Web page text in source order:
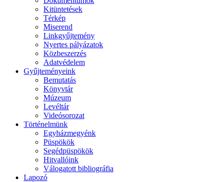
Kitüntetések
Térkép
Miserend
Linkgyűjtemény
Nyertes pályázatok
Közbeszerzés
Adatvédelem
Gyűjteményeink
Bemutatás
Könyvtár
Múzeum
Levéltár
Videósorozat
Történelmünk
Egyházmegyénk
Püspökök
Segédpüspökök
Hitvallóink
Válogatott bibliográfia
Lapozó